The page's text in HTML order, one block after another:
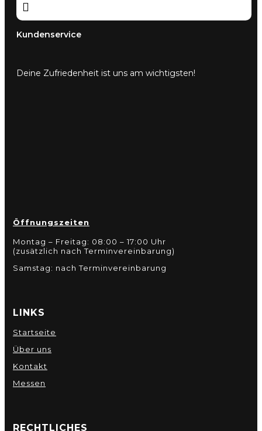

Kundenservice
Deine Zufriedenheit ist uns am wichtigsten!
Öffnungszeiten
Montag – Freitag: 08:00 – 17:00 Uhr
(zusätzlich nach Terminvereinbarung)
Samstag: nach Terminvereinbarung
LINKS
Startseite
Über uns
Kontakt
Messen
RECHTLICHES